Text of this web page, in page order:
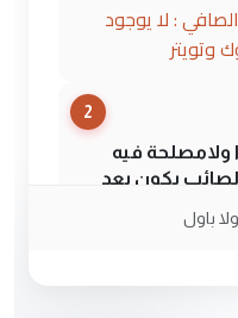
: لا يوجود
وتويتر
2
ولامصلحة فيه
الصائب يكون بعد
باول